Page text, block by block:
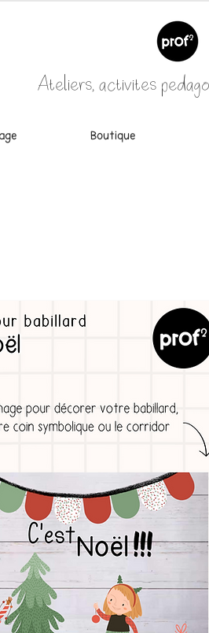
Ateliers, activités
Boutique